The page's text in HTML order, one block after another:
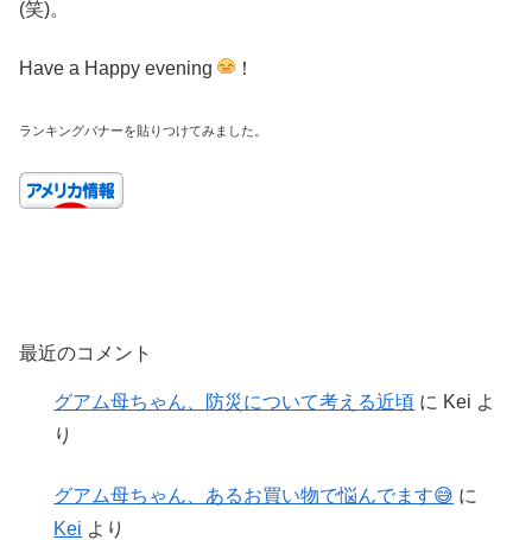
(笑)。
Have a Happy evening ！
ランキングバナーを貼りつけてみました。
最近のコメント
グアム母ちゃん、防災について考える近頃 に Kei よ
り
グアム母ちゃん、あるお買い物で悩んでます😅 に
Kei より